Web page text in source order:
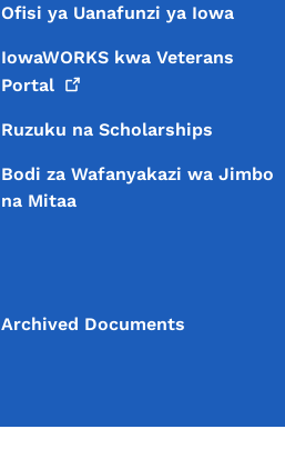
Ofisi ya Uanafunzi ya Iowa
IowaWORKS kwa Veterans
Portal
Ruzuku na Scholarships
Bodi za Wafanyakazi wa Jimbo
na Mitaa
Archived Documents